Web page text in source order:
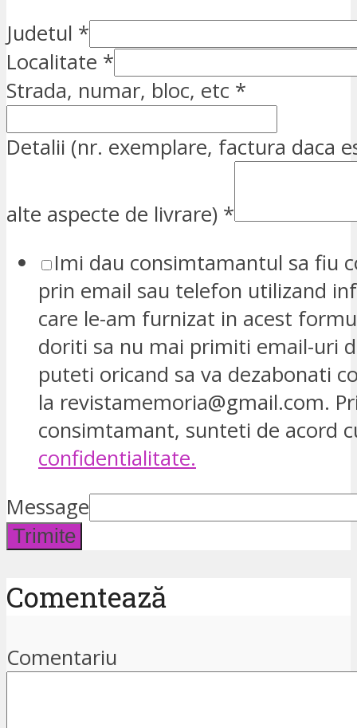
Judetul *
Localitate *
Strada, numar, bloc, etc *
Detalii (nr. exemplare, factura daca
alte aspecte de livrare) *
Imi dau consimtamantul sa fiu
prin email sau telefon utilizand
care le-am furnizat in acest
doriti sa nu mai primiti email-uri
puteti oricand sa va dezabonati
la revistamemoria@gmail.com.
consimtamant, sunteti de acord
confidentialitate.
Message
Trimite
Comentează
Comentariu